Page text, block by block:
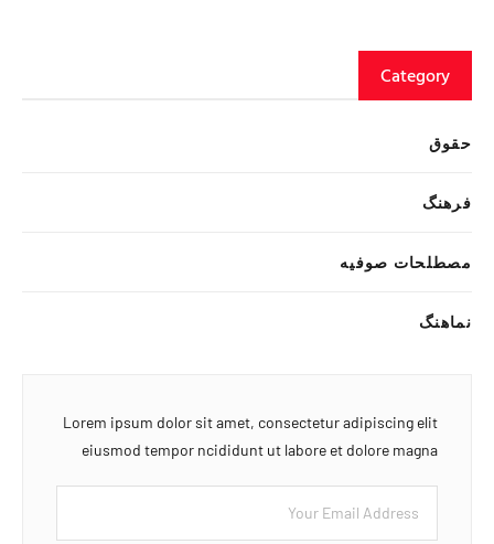
Category
حقوق
فرهنگ
مصطلحات صوفیه
نماهنگ
Lorem ipsum dolor sit amet, consectetur adipiscing elit
eiusmod tempor ncididunt ut labore et dolore magna